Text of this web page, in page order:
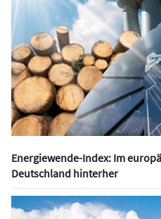
Energiewende-Index: Im
Deutschland hinterher